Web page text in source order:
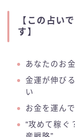
【この占い
す】
あなたのお
金運が伸び
い
お金を運ん
“攻めて稼ぐ